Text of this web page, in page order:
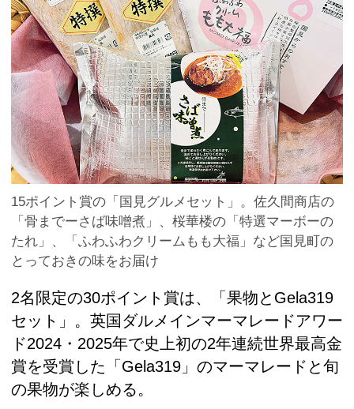
15ポイント賞の「国見グルメセット」。佐久間商店の
「骨までーさば味噌煮」、桜華楼の「特選マーボーの
たれ」、「ふわふわクリームもも大福」など国見町の
とっておきの味をお届け
2名限定の30ポイント賞は、「果物とGela319
セット」。英国ダルメインマーマレードアワー
ド2024・2025年で史上初の2年連続世界最高金
賞を受賞した「Gela319」のマーマレードと旬
の果物が楽しめる。